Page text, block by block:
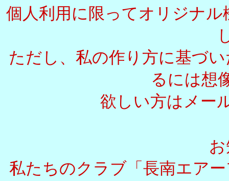
個人利用に限ってオリジナ
ただし、私の作り方に基づ
るには想
欲しい方はメー
私たちのクラブ「長南エア